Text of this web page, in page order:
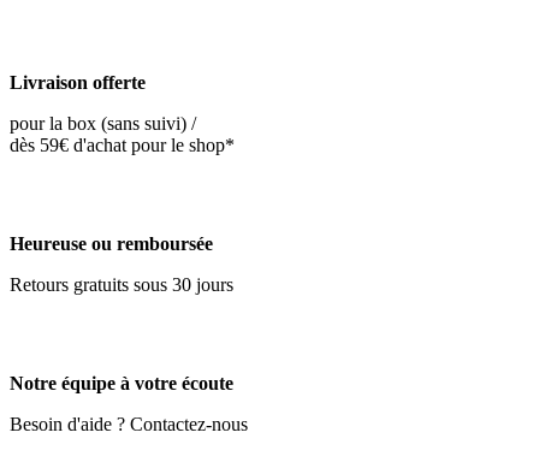
Livraison offerte
pour la box (sans suivi) /
dès 59€ d'achat pour le shop*
Heureuse ou remboursée
Retours gratuits sous 30 jours
Notre équipe à votre écoute
Besoin d'aide ? Contactez-nous